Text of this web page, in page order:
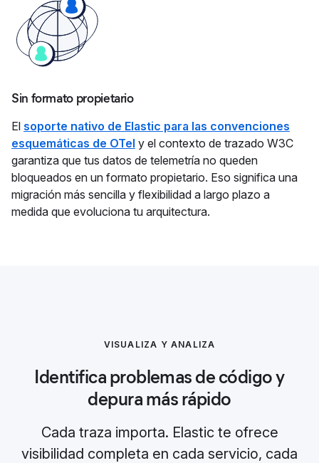
Sin formato propietario
El soporte nativo de Elastic para las convenciones
esquemáticas de OTel y el contexto de trazado W3C
garantiza que tus datos de telemetría no queden
bloqueados en un formato propietario. Eso significa una
migración más sencilla y flexibilidad a largo plazo a
medida que evoluciona tu arquitectura.
VISUALIZA Y ANALIZA
Identifica problemas de código y
depura más rápido
Cada traza importa. Elastic te ofrece
visibilidad completa en cada servicio, cada